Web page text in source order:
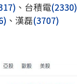
、台積電(2330)
、漢磊(3707)